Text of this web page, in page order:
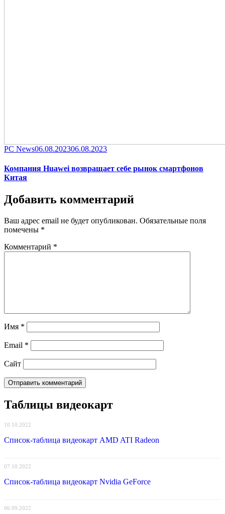
Category
PC NewsPosted
06.08.202306.08.2023
Компания Huawei возвращает себе рынок смартфонов
Китая
Добавить комментарий
Ваш адрес email не будет опубликован. Обязательные поля
помечены *
Комментарий *
Имя *
Email *
Сайт
Таблицы видеокарт
10.10.2022
Список-таблица видеокарт AMD ATI Radeon
07.10.2022
Список-таблица видеокарт Nvidia GeForce
06.09.2022